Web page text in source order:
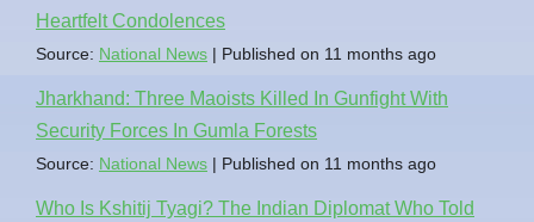
Heartfelt Condolences
Source: National News Published on 11 months ago
Jharkhand: Three Maoists Killed In Gunfight With
Security Forces In Gumla Forests
Source: National News Published on 11 months ago
Who Is Kshitij Tyagi? The Indian Diplomat Who Told